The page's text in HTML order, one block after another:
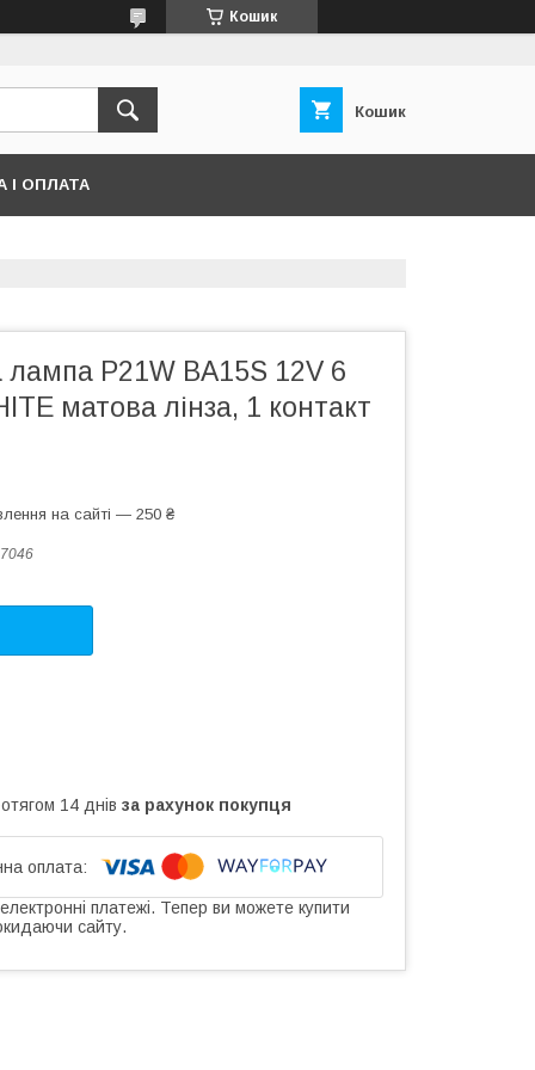
Кошик
Кошик
І ОПЛАТА
лампа P21W BA15S 12V 6
матова лінза, 1 контакт
на сайті — 250 ₴
14 днів за рахунок покупця
платежі. Тепер ви можете купити
сайту.